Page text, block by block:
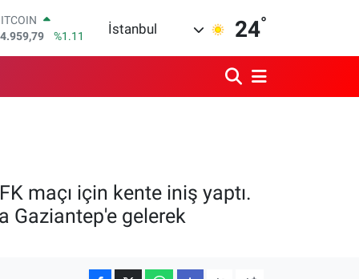
%0.18
İstanbul 24°
maçı için kente iniş yaptı.
Gaziantep'e gelerek